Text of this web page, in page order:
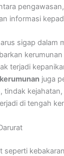
informasi
sigap dalam
terjadi
juga
tindak
di tengah
seperti